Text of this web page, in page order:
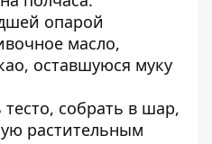
опарой
масло,
оставшуюся муку
собрать в шар,
растительным